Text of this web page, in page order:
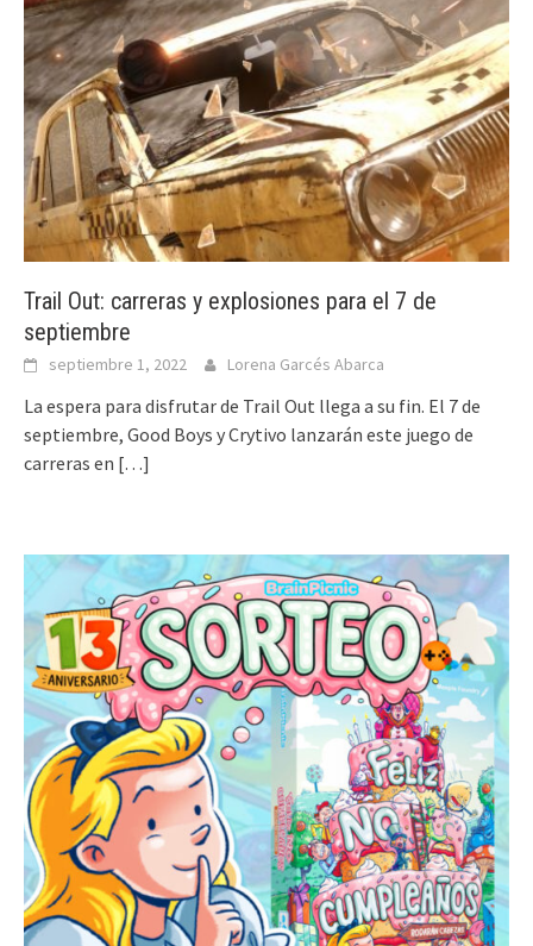
Trail Out: carreras y explosiones para el 7 de
septiembre
septiembre 1, 2022 Lorena Garcés Abarca
La espera para disfrutar de Trail Out llega a su fin. El 7 de
septiembre, Good Boys y Crytivo lanzarán este juego de
carreras en […]